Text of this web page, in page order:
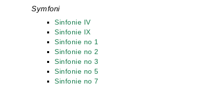
Symfoni
Sinfonie IV
Sinfonie IX
Sinfonie no 1
Sinfonie no 2
Sinfonie no 3
Sinfonie no 5
Sinfonie no 7